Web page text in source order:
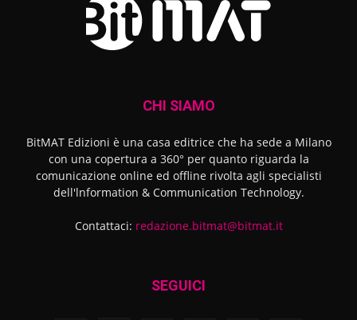
CHI SIAMO
BitMAT Edizioni è una casa editrice che ha sede a Milano
con una copertura a 360° per quanto riguarda la
comunicazione online ed offline rivolta agli specialisti
dell'lnformation & Communication Technology.
Contattaci: redazione.bitmat@bitmat.it
SEGUICI